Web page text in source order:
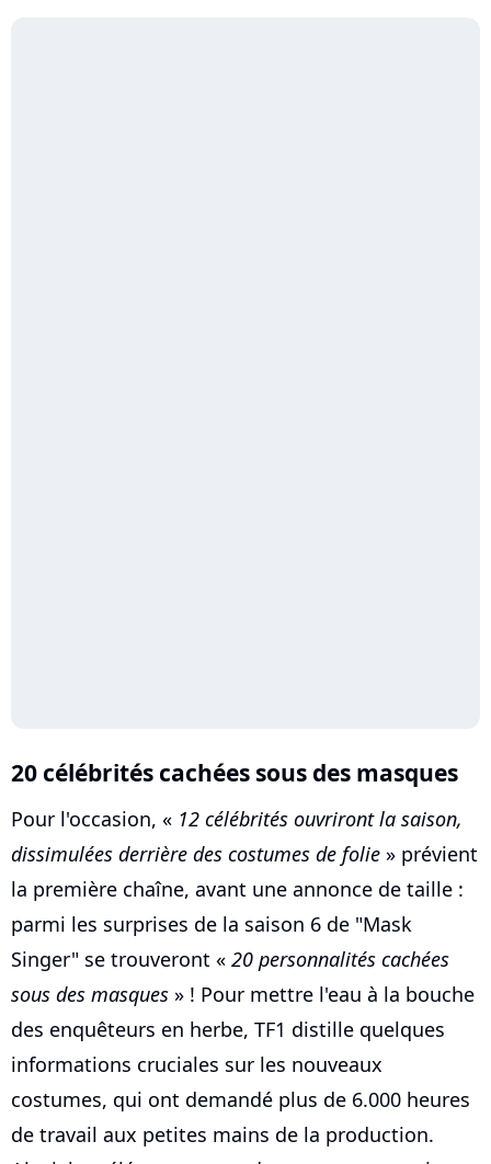
20 célébrités cachées sous des masques
Pour l'occasion, « 12 célébrités ouvriront la saison,
dissimulées derrière des costumes de folie » prévient
la première chaîne, avant une annonce de taille :
parmi les surprises de la saison 6 de "Mask
Singer" se trouveront « 20 personnalités cachées
sous des masques » ! Pour mettre l'eau à la bouche
des enquêteurs en herbe, TF1 distille quelques
informations cruciales sur les nouveaux
costumes, qui ont demandé plus de 6.000 heures
de travail aux petites mains de la production.